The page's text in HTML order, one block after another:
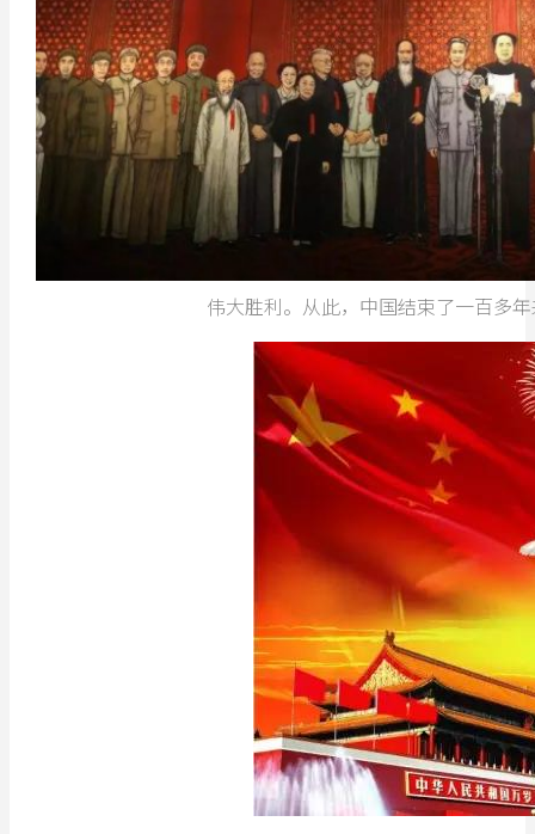
伟大胜利。从此，中国结束了一百多